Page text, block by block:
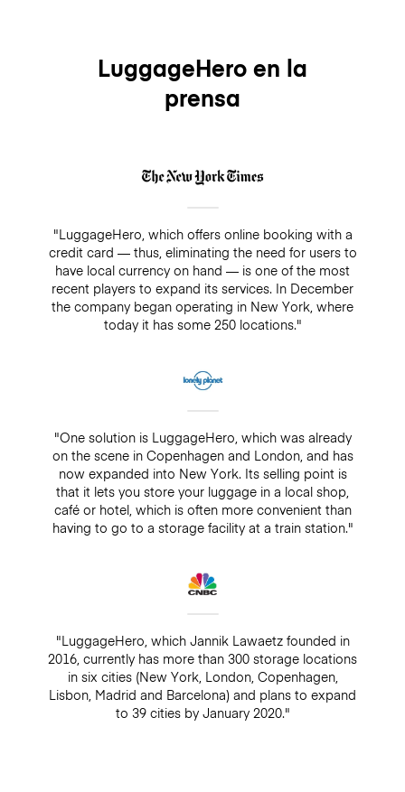
LuggageHero en la
prensa
"LuggageHero, which offers online booking with a
credit card — thus, eliminating the need for users to
have local currency on hand — is one of the most
recent players to expand its services. In December
the company began operating in New York, where
today it has some 250 locations."
"One solution is LuggageHero, which was already
on the scene in Copenhagen and London, and has
now expanded into New York. Its selling point is
that it lets you store your luggage in a local shop,
café or hotel, which is often more convenient than
having to go to a storage facility at a train station."
"LuggageHero, which Jannik Lawaetz founded in
2016, currently has more than 300 storage locations
in six cities (New York, London, Copenhagen,
Lisbon, Madrid and Barcelona) and plans to expand
to 39 cities by January 2020."